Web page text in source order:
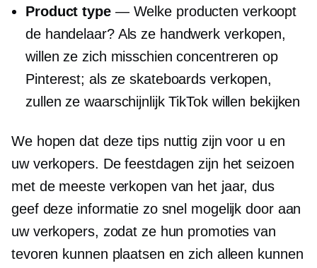
Product type— Welke producten verkoopt
de handelaar? Als ze handwerk verkopen,
willen ze zich misschien concentreren op
Pinterest; als ze skateboards verkopen,
zullen ze waarschijnlijk TikTok willen bekijken
We hopen dat deze tips nuttig zijn voor u en
uw verkopers. De feestdagen zijn het seizoen
met de meeste verkopen van het jaar, dus
geef deze informatie zo snel mogelijk door aan
uw verkopers, zodat ze hun promoties van
tevoren kunnen plaatsen en zich alleen kunnen